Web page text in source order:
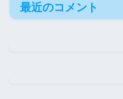
最近のコメント